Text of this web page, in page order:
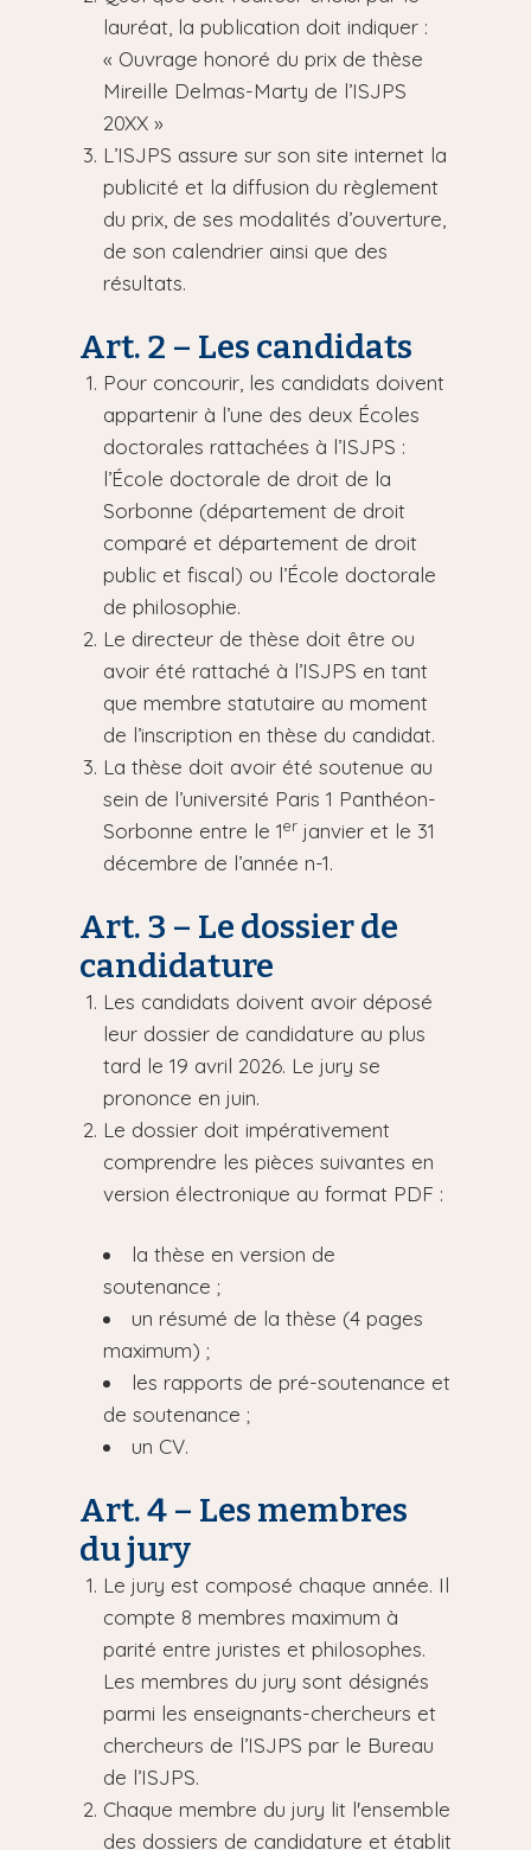
lauréat, la publication doit indiquer :
« Ouvrage honoré du prix de thèse
Mireille Delmas-Marty de l’ISJPS
20XX »
L’ISJPS assure sur son site internet la
publicité et la diffusion du règlement
du prix, de ses modalités d’ouverture,
de son calendrier ainsi que des
résultats.
Art. 2 – Les candidats
Pour concourir, les candidats doivent
appartenir à l’une des deux Écoles
doctorales rattachées à l’ISJPS :
l’École doctorale de droit de la
Sorbonne (département de droit
comparé et département de droit
public et fiscal) ou l’École doctorale
de philosophie.
Le directeur de thèse doit être ou
avoir été rattaché à l’ISJPS en tant
que membre statutaire au moment
de l’inscription en thèse du candidat.
La thèse doit avoir été soutenue au
sein de l’université Paris 1 Panthéon-
Sorbonne entre le 1er janvier et le 31
décembre de l’année n-1.
Art. 3 – Le dossier de
candidature
Les candidats doivent avoir déposé
leur dossier de candidature au plus
tard le 19 avril 2026. Le jury se
prononce en juin.
Le dossier doit impérativement
comprendre les pièces suivantes en
version électronique au format PDF :
la thèse en version de
soutenance ;
un résumé de la thèse (4 pages
maximum) ;
les rapports de pré-soutenance et
de soutenance ;
un CV.
Art. 4 – Les membres
du jury
Le jury est composé chaque année. Il
compte 8 membres maximum à
parité entre juristes et philosophes.
Les membres du jury sont désignés
parmi les enseignants-chercheurs et
chercheurs de l’ISJPS par le Bureau
de l’ISJPS.
Chaque membre du jury lit l'ensemble
des dossiers de candidature et établit